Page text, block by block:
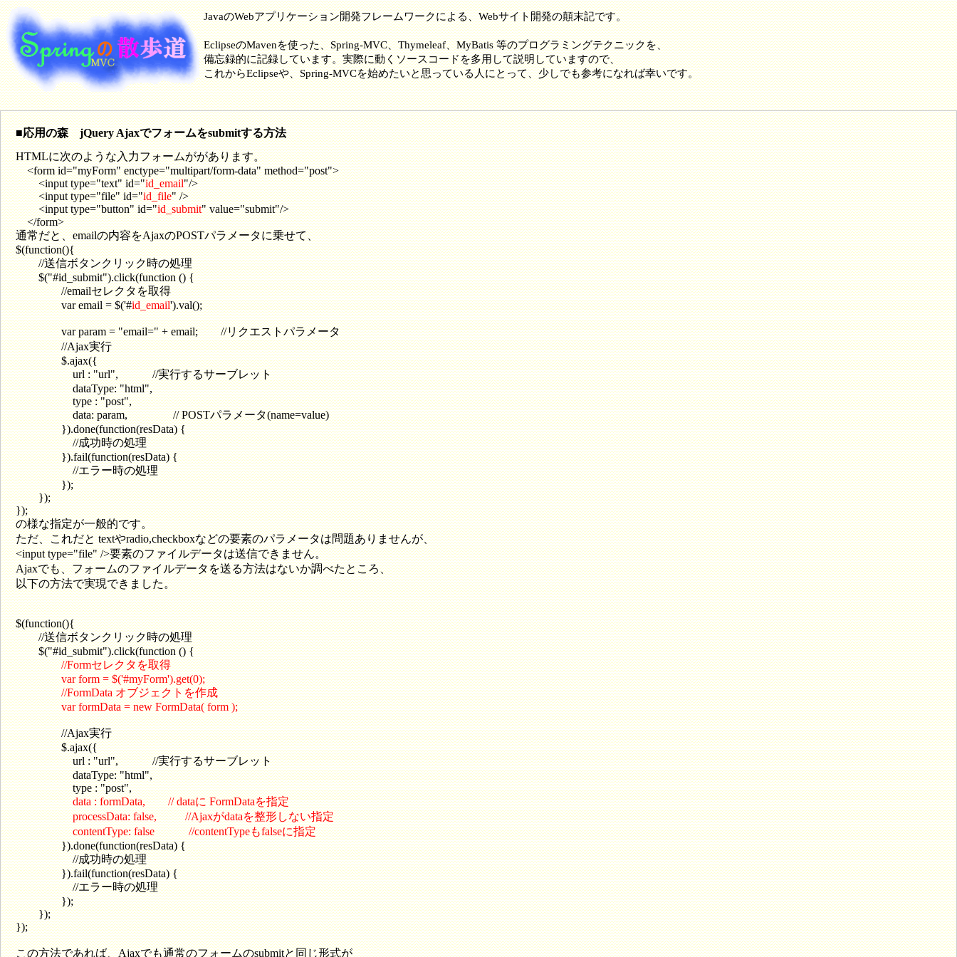
JavaのWebアプリケーション開発フレームワークによる、Webサイト開発の顛末記です。
EclipseのMavenを使った、Spring-MVC、Thymeleaf、MyBatis 等のプログラミングテクニックを、
備忘録的に記録しています。実際に動くソースコードを多用して説明していますので、
これからEclipseや、Spring-MVCを始めたいと思っている人にとって、少しでも参考になれば幸いです。
■応用の森 jQuery Ajaxでフォームをsubmitする方法
HTMLに次のような入力フォームががあります。
<form id="myForm" enctype="multipart/form-data" method="post">
<input type="text" id="id_email"/>
<input type="file" id="id_file" />
<input type="button" id="id_submit" value="submit"/>
</form>
通常だと、emailの内容をAjaxのPOSTパラメータに乗せて、
$(function(){
//送信ボタンクリック時の処理
$("#id_submit").click(function () {
//emailセレクタを取得
var email = $('#id_email').val();
var param = "email=" + email; //リクエストパラメータ
//Ajax実行
$.ajax({
url : "url", //実行するサーブレット
dataType: "html",
type : "post",
data: param, // POSTパラメータ(name=value)
}).done(function(resData) {
//成功時の処理
}).fail(function(resData) {
//エラー時の処理
});
});
});
の様な指定が一般的です。
ただ、これだと textやradio,checkboxなどの要素のパラメータは問題ありませんが、
<input type="file" />要素のファイルデータは送信できません。
Ajaxでも、フォームのファイルデータを送る方法はないか調べたところ、
以下の方法で実現できました。
$(function(){
//送信ボタンクリック時の処理
$("#id_submit").click(function () {
//Formセレクタを取得
var form = $('#myForm').get(0);
//FormData オブジェクトを作成
var formData = new FormData( form );
//Ajax実行
$.ajax({
url : "url", //実行するサーブレット
dataType: "html",
type : "post",
data : formData, // dataに FormDataを指定
processData: false, //Ajaxがdataを整形しない指定
contentType: false //contentTypeもfalseに指定
}).done(function(resData) {
//成功時の処理
}).fail(function(resData) {
//エラー時の処理
});
});
});
この方法であれば、Ajaxでも通常のフォームのsubmitと同じ形式が